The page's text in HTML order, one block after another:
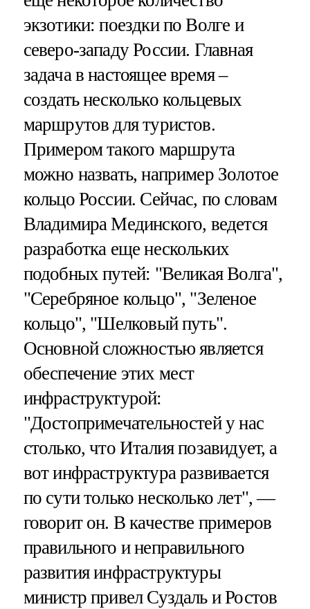
экзотики: поездки по Волге и
северо-западу России. Главная
задача в настоящее время –
создать несколько кольцевых
маршрутов для туристов.
Примером такого маршрута
можно назвать, например Золотое
кольцо России. Сейчас, по словам
Владимира Мединского, ведется
разработка еще нескольких
подобных путей: "Великая Волга",
"Серебряное кольцо", "Зеленое
кольцо", "Шелковый путь".
Основной сложностью является
обеспечение этих мест
инфраструктурой:
"Достопримечательностей у нас
столько, что Италия позавидует, а
вот инфраструктура развивается
по сути только несколько лет", —
говорит он. В качестве примеров
правильного и неправильного
развития инфраструктуры
министр привел Суздаль и Ростов